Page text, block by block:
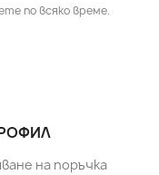
по всяко време.
на поръчка